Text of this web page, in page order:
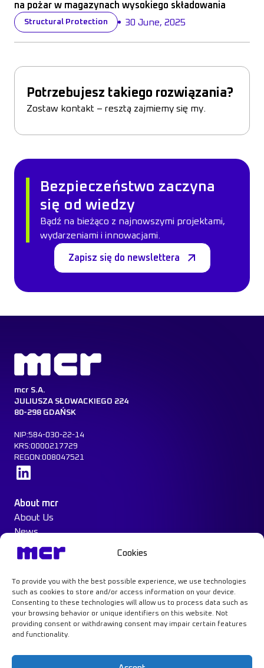
Cookies
To provide you with the best possible experience, we use technologies
such as cookies to store and/or access information on your device.
Consenting to these technologies will allow us to process data such as
your browsing behavior or unique identifiers on this website. Not
providing consent or withdrawing consent may impair certain features
and functionality.
na pożar w magazynach wysokiego składowania
Structural Protection
30 June, 2025
Potrzebujesz takiego rozwiązania?
Zostaw kontakt – resztą zajmiemy się my.
Bezpieczeństwo zaczyna
się od wiedzy
Bądź na bieżąco z najnowszymi projektami,
wydarzeniami i innowacjami.
Zapisz się do newslettera
mcr S.A.
JULIUSZA SŁOWACKIEGO 224
80-298 GDAŃSK
NIP:584-030-22-14
KRS:0000217729
REGON:008047521
About mcr
About Us
News
Our Offer
Construction Protection
Case Study
Contact